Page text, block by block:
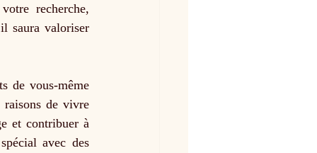
recherche,
saura valoriser
de vous-même
raisons de vivre
et contribuer à
avec des